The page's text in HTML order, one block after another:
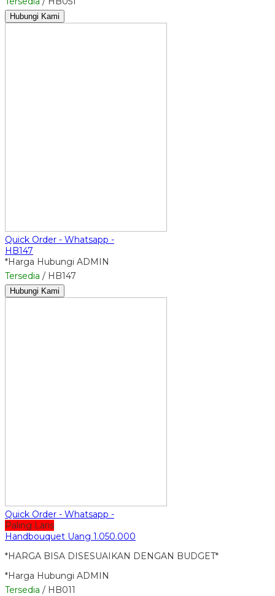
Hubungi Kami
Quick Order - Whatsapp -
HB147
*Harga Hubungi ADMIN
Tersedia / HB147
Hubungi Kami
Quick Order - Whatsapp -
Paling Laris
Handbouquet Uang 1.050.000
*HARGA BISA DISESUAIKAN DENGAN BUDGET*
*Harga Hubungi ADMIN
Tersedia / HB011